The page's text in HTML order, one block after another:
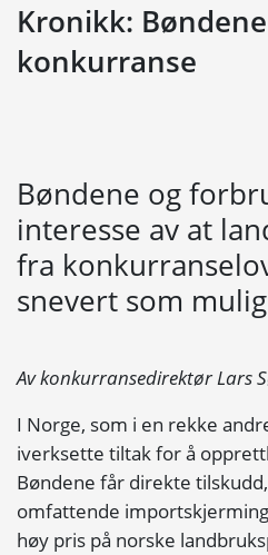
Kronikk:
konkurranse
Bøndene og
interesse av at
fra
snevert som
Av konkurransedirektør Lars
I Norge, som i en rekke
iverksette tiltak for å
Bøndene får direkte
omfattende
høy pris på norske